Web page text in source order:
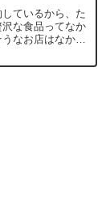
ているから、た
な食品ってなか
なお店はなかな